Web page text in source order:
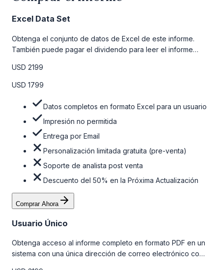
Excel Data Set
Obtenga el conjunto de datos de Excel de este informe.
También puede pagar el dividendo para leer el informe
la tabla de precios a continuación.
USD 2199
USD 1799
Datos completos en formato Excel para un usuario
Impresión no permitida
Entrega por Email
Personalización limitada gratuita (pre-venta)
Soporte de analista post venta
Descuento del 50% en la Próxima Actualización
Comprar Ahora
Usuario Único
Obtenga acceso al informe completo en formato PDF en un
sistema con una única dirección de correo electrónico con